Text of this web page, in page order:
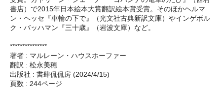
書店）で2015年日本絵本大賞翻訳絵本賞受賞。そのほかヘルマ
ン・ヘッセ『車輪の下で』（光文社古典新訳文庫）やインゲボル
ク・バッハマン『三十歳』（岩波文庫）など。
***************
著者 : マルレーン・ハウスホーファー
翻訳 : 松永美穂
出版社 : 書肆侃侃房 (2024/4/15)
頁数 : 244ページ